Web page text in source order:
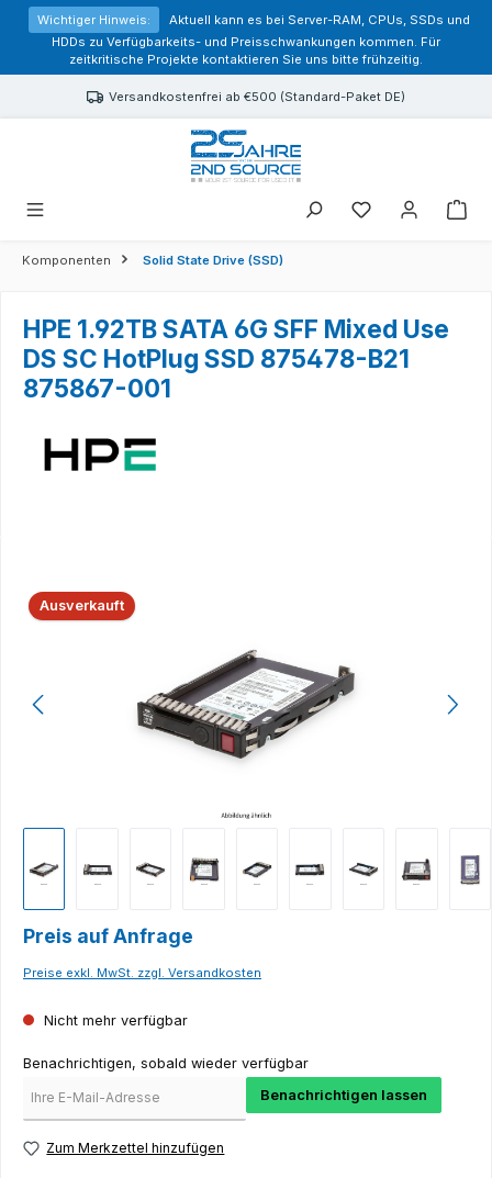
springen
Wichtiger Hinweis:
Aktuell kann es bei Server-RAM, CPUs, SSDs und
HDDs zu Verfügbarkeits- und Preisschwankungen kommen. Für
zeitkritische Projekte kontaktieren Sie uns bitte frühzeitig.
Versandkostenfrei ab €500 (Standard-Paket DE)
Sie haben 0
Komponenten Solid State Drive (SSD)
HPE 1.92TB SATA 6G SFF Mixed Use
DS SC HotPlug SSD 875478-B21
875867-001
Bildergalerie überspringen
Ausverkauft
Preis auf Anfrage
Preise exkl. MwSt. zzgl. Versandkosten
Nicht mehr verfügbar
Benachrichtigen, sobald wieder verfügbar
Benachrichtigen lassen
Zum Merkzettel hinzufügen